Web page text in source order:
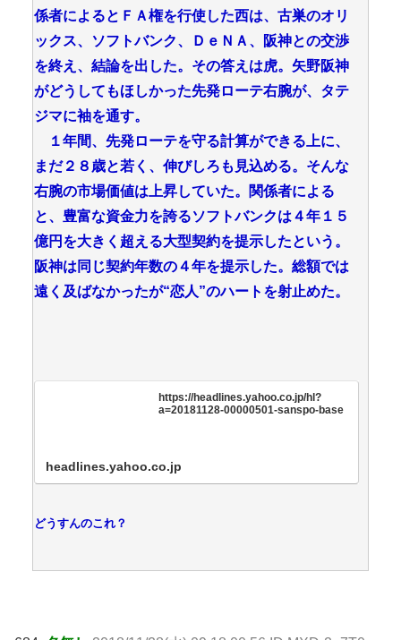
係者によるとＦＡ権を行使した西は、古巣のオリ
ックス、ソフトバンク、ＤｅＮＡ、阪神との交渉
を終え、結論を出した。その答えは虎。矢野阪神
がどうしてもほしかった先発ローテ右腕が、タテ
ジマに袖を通す。
１年間、先発ローテを守る計算ができる上に、
まだ２８歳と若く、伸びしろも見込める。そんな
右腕の市場価値は上昇していた。関係者による
と、豊富な資金力を誇るソフトバンクは４年１５
億円を大きく超える大型契約を提示したという。
阪神は同じ契約年数の４年を提示した。総額では
遠く及ばなかったが“恋人”のハートを射止めた。
https://headlines.yahoo.co.jp/hl?
a=20181128-00000501-sanspo-base
headlines.yahoo.co.jp
どうすんのこれ？